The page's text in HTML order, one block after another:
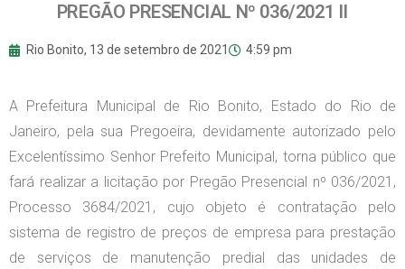
PREGÃO PRESENCIAL Nº 036/2021 II
Rio Bonito, 13 de setembro de 2021 4:59 pm
A Prefeitura Municipal de Rio Bonito, Estado do Rio de
Janeiro, pela sua Pregoeira, devidamente autorizado pelo
Excelentíssimo Senhor Prefeito Municipal, torna público que
fará realizar a licitação por Pregão Presencial nº 036/2021,
Processo 3684/2021, cujo objeto é contratação pelo
sistema de registro de preços de empresa para prestação
de serviços de manutenção predial das unidades de